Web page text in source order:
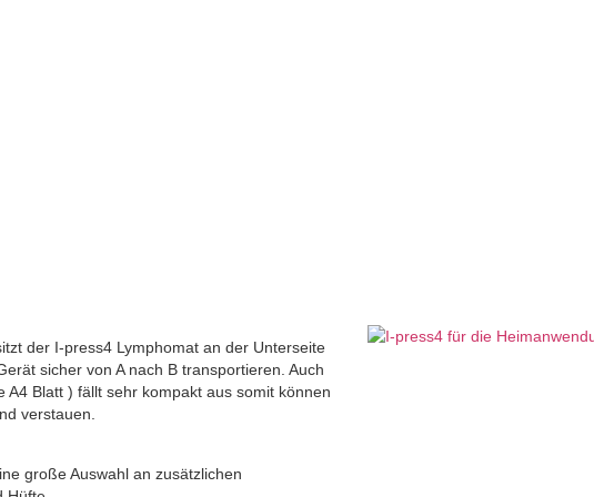
der I-press4 Lymphomat an der Unterseite
sicher von A nach B transportieren. Auch
Blatt ) fällt sehr kompakt aus somit können
verstauen.
große Auswahl an zusätzlichen